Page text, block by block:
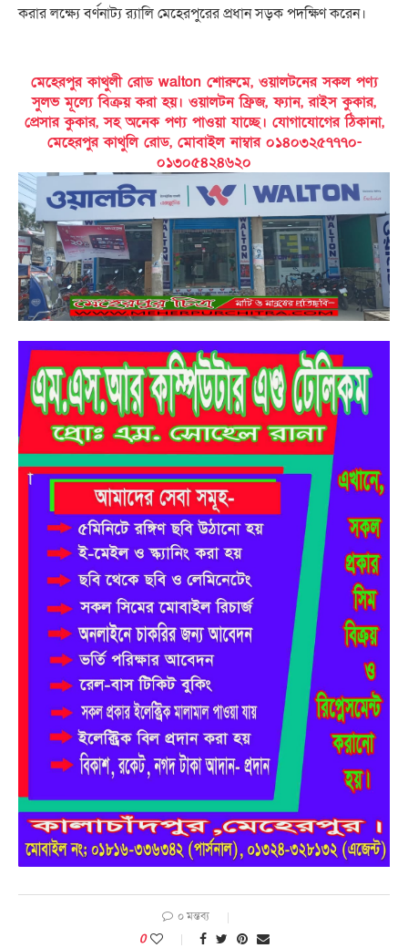
করার লক্ষ্যে বর্ণনাট্য র‍্যালি মেহেরপুরের প্রধান সড়ক পদক্ষিণ করেন।
মেহেরপুর কাথুলী রোড walton শোরুমে, ওয়ালটনের সকল পণ্য
সুলভ মূল্যে বিক্রয় করা হয়। ওয়ালটন ফ্রিজ, ফ্যান, রাইস কুকার,
প্রেসার কুকার, সহ অনেক পণ্য পাওয়া যাচ্ছে। যোগাযোগের ঠিকানা,
মেহেরপুর কাথুলি রোড, মোবাইল নাম্বার ০১৪০৩২৫৭৭৭০-
০১৩০৫৪২৪৬২০
০ মন্তব্য
0